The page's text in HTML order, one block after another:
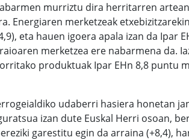
murriztu dira herritarren
Energiaren merketzeak
eta hauen igoera apala izan da Ipar
merketzea ere nabarmena da.
produktuak Ipar EHn 8,8 puntu
udaberri hasiera honetan
izan dute Euskal Herri osoan,
garestitu egin da arraina (+8,4),